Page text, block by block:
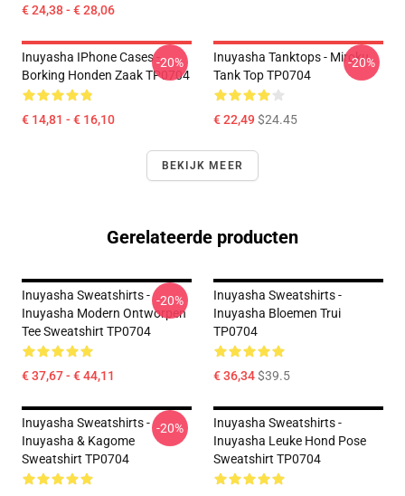
€ 24,38 - € 28,06
Inuyasha IPhone Cases -
Borking Honden Zaak TP0704
€ 14,81 - € 16,10
-20%
Inuyasha Tanktops - Miroku
Tank Top TP0704
€ 22,49$24.45
-20%
BEKIJK MEER
Gerelateerde producten
Inuyasha Sweatshirts -
Inuyasha Modern Ontworpen
Tee Sweatshirt TP0704
€ 37,67 - € 44,11
-20%
Inuyasha Sweatshirts -
Inuyasha Bloemen Trui
TP0704
€ 36,34$39.5
Inuyasha Sweatshirts -
Inuyasha & Kagome
Sweatshirt TP0704
-20%
Inuyasha Sweatshirts -
Inuyasha Leuke Hond Pose
Sweatshirt TP0704